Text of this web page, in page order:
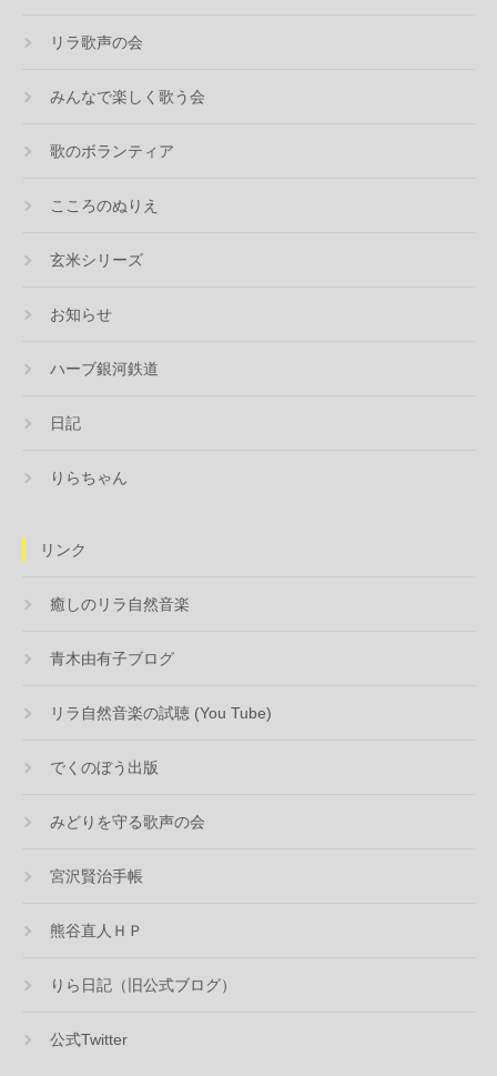
リラ歌声の会
みんなで楽しく歌う会
歌のボランティア
こころのぬりえ
玄米シリーズ
お知らせ
ハーブ銀河鉄道
日記
りらちゃん
リンク
癒しのリラ自然音楽
青木由有子ブログ
リラ自然音楽の試聴 (You Tube)
でくのぼう出版
みどりを守る歌声の会
宮沢賢治手帳
熊谷直人ＨＰ
りら日記（旧公式ブログ）
公式Twitter